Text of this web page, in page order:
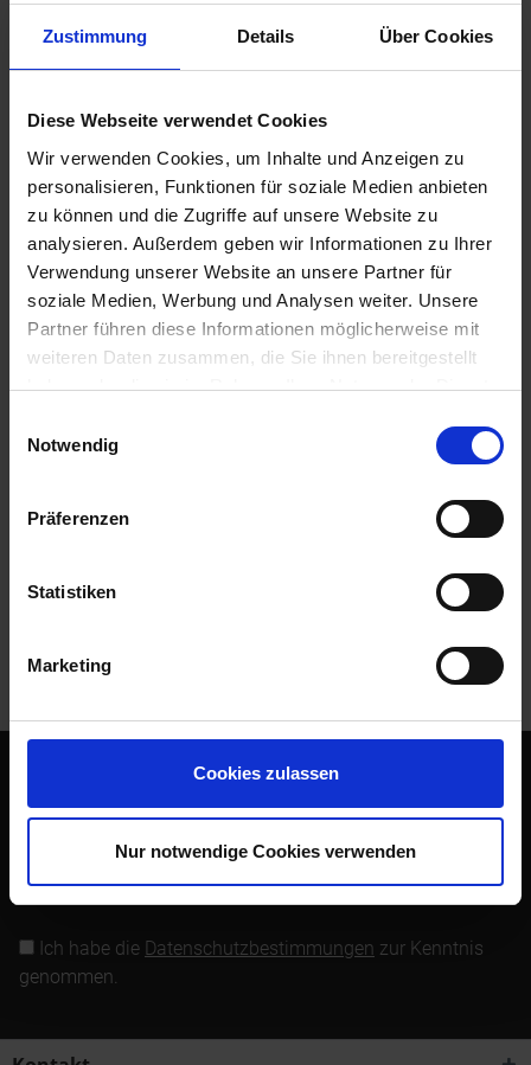
Zustimmung Details Über Cookies
Diese Webseite verwendet Cookies
Wir verwenden Cookies, um Inhalte und Anzeigen zu
personalisieren, Funktionen für soziale Medien anbieten
zu können und die Zugriffe auf unsere Website zu
analysieren. Außerdem geben wir Informationen zu Ihrer
Verwendung unserer Website an unsere Partner für
soziale Medien, Werbung und Analysen weiter. Unsere
Partner führen diese Informationen möglicherweise mit
weiteren Daten zusammen, die Sie ihnen bereitgestellt
haben oder die sie im Rahmen Ihrer Nutzung der Dienste
Cookies, wenn Sie unsere Webseite weiterhin nutzen.
Notwendig
Präferenzen
Statistiken
Marketing
Cookies zulassen
Nur notwendige Cookies verwenden
24,50 €
Sofort versandfertig, Lieferzeit ca. 2-4 Werktage innerhalb
Deutschlands
In denWarenkorb
Merken Bewerten
Artikel Nr.:
Nachdruck. Preis pro Stück. Für die klassischen BMW
Bewertungen
Sie keine Neuigkeit oder Aktion mehr von Siebenrock.
Newsletter abonnieren
Ich habe die Datenschutzbestimmungen zur Kenntnis
genommen.